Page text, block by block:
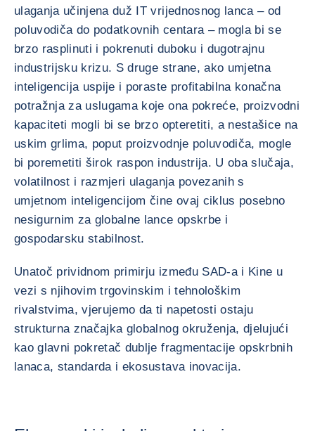
ulaganja učinjena duž IT vrijednosnog lanca – od
poluvodiča do podatkovnih centara – mogla bi se
brzo rasplinuti i pokrenuti duboku i dugotrajnu
industrijsku krizu. S druge strane, ako umjetna
inteligencija uspije i poraste profitabilna konačna
potražnja za uslugama koje ona pokreće, proizvodni
kapaciteti mogli bi se brzo opteretiti, a nestašice na
uskim grlima, poput proizvodnje poluvodiča, mogle
bi poremetiti širok raspon industrija. U oba slučaja,
volatilnost i razmjeri ulaganja povezanih s
umjetnom inteligencijom čine ovaj ciklus posebno
nesigurnim za globalne lance opskrbe i
gospodarsku stabilnost.
Unatoč prividnom primirju između SAD-a i Kine u
vezi s njihovim trgovinskim i tehnološkim
rivalstvima, vjerujemo da ti napetosti ostaju
strukturna značajka globalnog okruženja, djelujući
kao glavni pokretač dublje fragmentacije opskrbnih
lanaca, standarda i ekosustava inovacija.